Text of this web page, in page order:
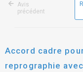
Avis
précédent
Accord cadre
reprographie